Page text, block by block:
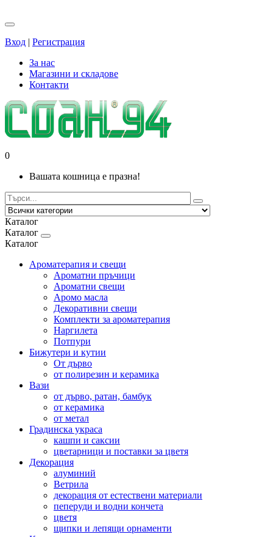
Вход | Регистрация
За нас
Магазини и складове
Контакти
0
Вашата кошница е празна!
Каталог
Каталог
Каталог
Ароматерапия и свещи
Ароматни пръчици
Ароматни свещи
Аромо масла
Декоративни свещи
Комплекти за ароматерапия
Наргилета
Потпури
Бижутери и кутии
От дърво
от полирезин и керамика
Вази
от дърво, ратан, бамбук
от керамика
от метал
Градинска украса
кашпи и саксии
цветарници и поставки за цветя
Декорация
алуминий
Ветрила
декорация от естествени материали
пеперуди и водни кончета
цветя
щипки и лепящи орнаменти